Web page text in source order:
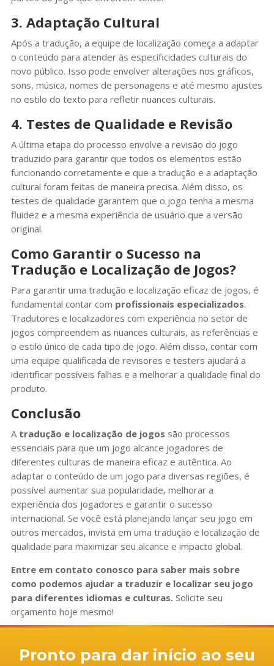
3. Adaptação Cultural
Após a tradução, a equipe de localização começa a adaptar
o conteúdo para atender às especificidades culturais do
novo público. Isso pode envolver alterações nos gráficos,
sons, música, nomes de personagens e até mesmo ajustes
no estilo do texto para refletir nuances culturais.
4. Testes de Qualidade e Revisão
A última etapa do processo envolve a revisão do jogo
traduzido para garantir que todos os elementos estão
funcionando corretamente e que a tradução e a adaptação
cultural foram feitas de maneira precisa. Além disso, os
testes de qualidade garantem que o jogo tenha a mesma
fluidez e a mesma experiência de usuário que a versão
original.
Como Garantir o Sucesso na
Tradução e Localização de Jogos?
Para garantir uma tradução e localização eficaz de jogos, é
fundamental contar com profissionais especializados.
Tradutores e localizadores com experiência no setor de
jogos compreendem as nuances culturais, as referências e
o estilo único de cada tipo de jogo. Além disso, contar com
uma equipe qualificada de revisores e testers ajudará a
identificar possíveis falhas e a melhorar a qualidade final do
produto.
Conclusão
A tradução e localização de jogos são processos
essenciais para que um jogo alcance jogadores de
diferentes culturas de maneira eficaz e autêntica. Ao
adaptar o conteúdo de um jogo para diversas regiões, é
possível aumentar sua popularidade, melhorar a
experiência dos jogadores e garantir o sucesso
internacional. Se você está planejando lançar seu jogo em
outros mercados, invista em uma tradução e localização de
qualidade para maximizar seu alcance e impacto global.
Entre em contato conosco para saber mais sobre
como podemos ajudar a traduzir e localizar seu jogo
para diferentes idiomas e culturas.Solicite seu
orçamento hoje mesmo!
Pronto para dar início ao seu